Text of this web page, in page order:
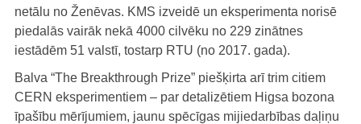
netālu no Ženēvas. KMS izveidē un eksperimenta norisē
piedalās vairāk nekā 4000 cilvēku no 229 zinātnes
iestādēm 51 valstī, tostarp RTU (no 2017. gada).
Balva “The Breakthrough Prize” piešķirta arī trim citiem
CERN eksperimentiem – par detalizētiem Higsa bozona
īpašību mērījumiem, jaunu spēcīgas mijiedarbības daļiņu